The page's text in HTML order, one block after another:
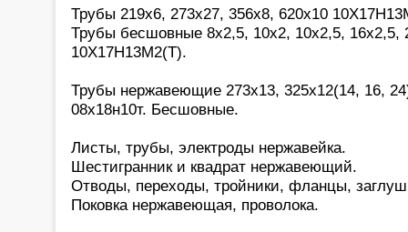
Трубы 219х6, 273х27, 356х8, 620х10
Трубы бесшовные 8х2,5, 10х2, 10х2,5, 16х2,5,
10Х17Н13М2(Т).
Трубы нержавеющие 273х13, 325х12(14, 16,
08х18н10т. Бесшовные.
Листы, трубы, электроды нержавейка.
Шестигранник и квадрат нержавеющий.
Отводы, переходы, тройники, фланцы,
Поковка нержавеющая, проволока.